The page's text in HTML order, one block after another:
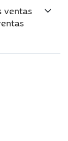
ventas